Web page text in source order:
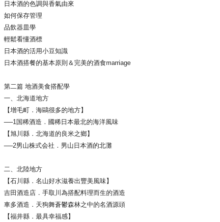
日本酒的色調與香氣由來
如何保存管理
品飲器皿學
輕鬆看懂酒標
日本酒的活用小豆知識
日本酒搭餐的基本原則＆完美的酒食marriage
第二篇 地酒美食搭配學
一、北海道地方
【增毛町．海鷗很多的地方】
──1国稀酒造．國稀日本最北的海洋風味
【旭川縣．北海道的良米之鄉】
──2男山株式会社．男山日本酒的北灘
二、北陸地方
【石川縣．名山好水滋養出豐美風味】
吉田酒造店．手取川為搭配料理而生的酒造
車多酒造．天狗舞蒼鬱森林之中的名酒源頭
【福井縣．最具幸福感】